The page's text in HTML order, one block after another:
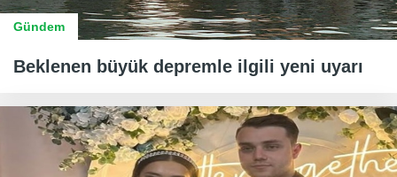
Gündem
Beklenen büyük depremle ilgili yeni uyarı